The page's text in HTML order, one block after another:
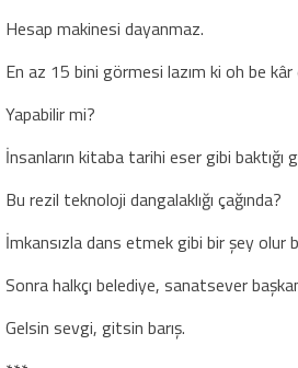
Hesap makinesi dayanmaz.
En az 15 bini görmesi lazım ki oh be
Yapabilir mi?
İnsanların kitaba tarihi eser gibi baktığı
Bu rezil teknoloji dangalaklığı çağında?
İmkansızla dans etmek gibi bir şey olur
Sonra halkçı belediye, sanatsever
Gelsin sevgi, gitsin barış.